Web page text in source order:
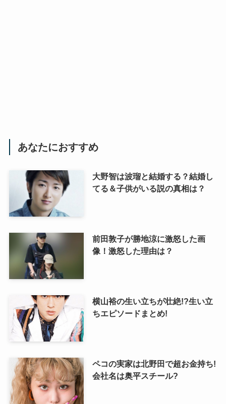
あなたにおすすめ
大野智は波瑠と結婚する？結婚し
てる＆子供がいる説の真相は？
前田敦子が勝地涼に激怒した画
像！激怒した理由は？
横山裕の生い立ちが壮絶!?生い立
ちエピソードまとめ!
ペコの実家は北野田で超お金持ち!
会社名は奥平スチール?